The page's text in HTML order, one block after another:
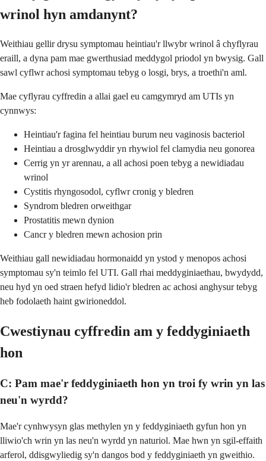
wrinol hyn amdanynt?
Weithiau gellir drysu symptomau heintiau'r llwybr wrinol â chyflyrau
eraill, a dyna pam mae gwerthusiad meddygol priodol yn bwysig. Gall
sawl cyflwr achosi symptomau tebyg o losgi, brys, a troethi'n aml.
Mae cyflyrau cyffredin a allai gael eu camgymryd am UTIs yn
cynnwys:
Heintiau'r fagina fel heintiau burum neu vaginosis bacteriol
Heintiau a drosglwyddir yn rhywiol fel clamydia neu gonorea
Cerrig yn yr arennau, a all achosi poen tebyg a newidiadau
wrinol
Cystitis rhyngosodol, cyflwr cronig y bledren
Syndrom bledren orweithgar
Prostatitis mewn dynion
Cancr y bledren mewn achosion prin
Weithiau gall newidiadau hormonaidd yn ystod y menopos achosi
symptomau sy'n teimlo fel UTI. Gall rhai meddyginiaethau, bwydydd,
neu hyd yn oed straen hefyd lidio'r bledren ac achosi anghysur tebyg
heb fodolaeth haint gwirioneddol.
Cwestiynau cyffredin am y feddyginiaeth
hon
C: Pam mae'r feddyginiaeth hon yn troi fy wrin yn las
neu'n wyrdd?
Mae'r cynhwysyn glas methylen yn y feddyginiaeth gyfun hon yn
lliwio'ch wrin yn las neu'n wyrdd yn naturiol. Mae hwn yn sgil-effaith
arferol, ddisgwyliedig sy'n dangos bod y feddyginiaeth yn gweithio.